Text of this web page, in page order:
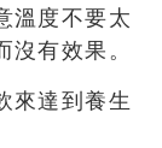
溫度不要太
有效果。
來達到養生